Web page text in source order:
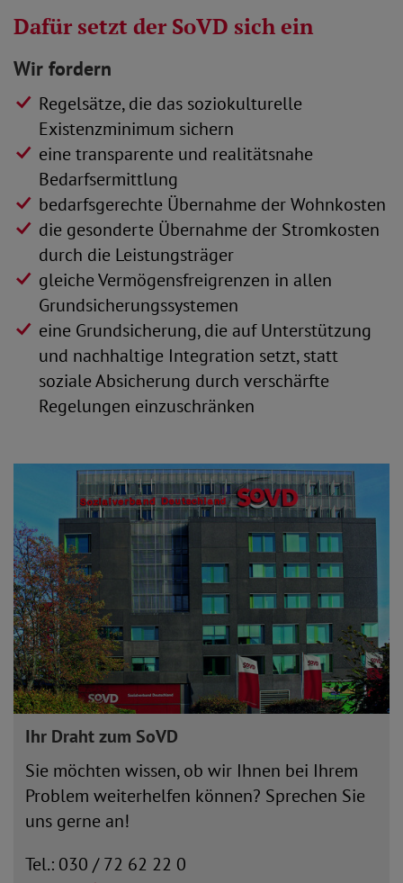
Dafür setzt der SoVD sich ein
Wir fordern
Regelsätze, die das soziokulturelle
Existenzminimum sichern
eine transparente und realitätsnahe
Bedarfsermittlung
bedarfsgerechte Übernahme der Wohnkosten
die gesonderte Übernahme der Stromkosten
durch die Leistungsträger
gleiche Vermögensfreigrenzen in allen
Grundsicherungssystemen
eine Grundsicherung, die auf Unterstützung
und nachhaltige Integration setzt, statt
soziale Absicherung durch verschärfte
Regelungen einzuschränken
Ihr Draht zum SoVD
Sie möchten wissen, ob wir Ihnen bei Ihrem
Problem weiterhelfen können? Sprechen Sie
uns gerne an!
Tel.: 030 / 72 62 22 0